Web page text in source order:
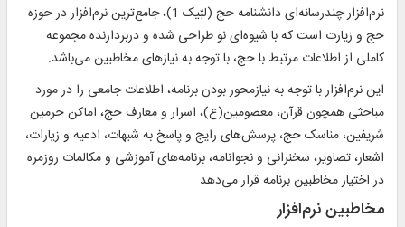
نرم‌افزار چندرسانه‌ای دانشنامه حج (لبّيک 1)، جامع‌ترين نرم‌افزار در حوزه
حج و زيارت است که با شیوه‌ای نو طراحی شده و دربردارنده مجموعه
کاملی از اطلاعات مرتبط با حج، با توجه به نيازهای مخاطبين می‌باشد.
اين نرم‌افزار با توجه به نياز‌محور بودن برنامه، اطلاعات جامعی را در مورد
مباحثی همچون قرآن، معصومين(ع)، اسرار و معارف حج، اماکن حرمين
شريفين، مناسک حج، پرسش‌های رايج و پاسخ به شبهات، ادعیه و زیارات،
اشعار، تصاوير، سخنرانی و نجوانامه، برنامه‌های آموزشی و مکالمات روزمره
در اختيار مخاطبين برنامه قرار می‌دهد.
مخاطبين نرم‌افزار